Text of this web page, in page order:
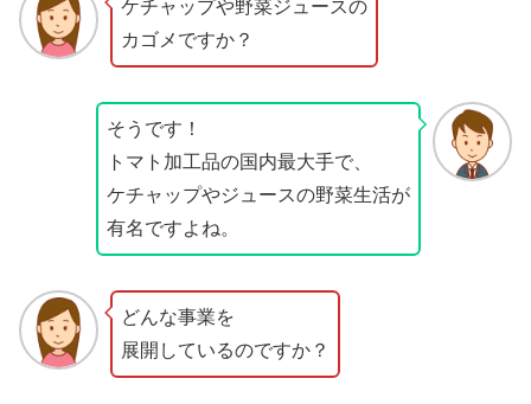
ケチャップや野菜ジュースの
カゴメですか？
そうです！
トマト加工品の国内最大手で、
ケチャップやジュースの野菜生活が
有名ですよね。
どんな事業を
展開しているのですか？